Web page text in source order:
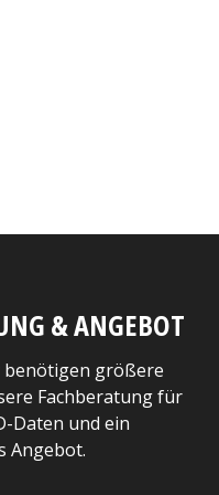
& ANGEBOT
benötigen größere
Fachberatung für
Daten und ein
Angebot.